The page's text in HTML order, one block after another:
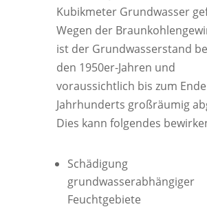
Kubikmeter Grundwasser
Wegen der
ist der Grundwasserstand
den 1950er-Jahren und
voraussichtlich bis zum
Jahrhunderts großräumig
Dies kann folgendes
Schädigung
grundwasserabhängiger
Feuchtgebiete